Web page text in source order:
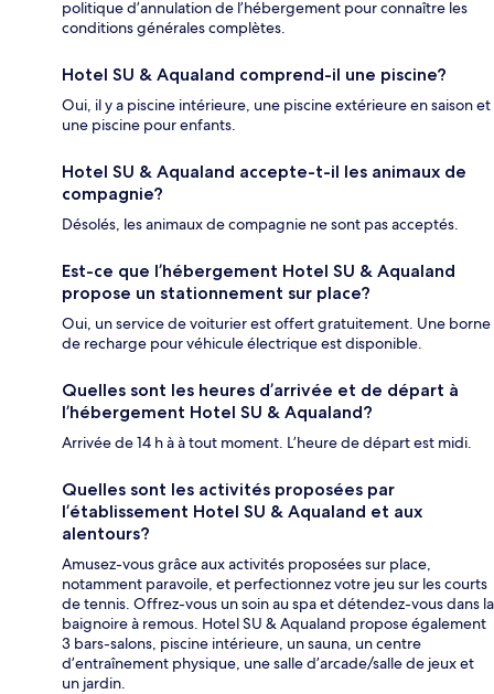
politique d’annulation de l’hébergement pour connaître les
conditions générales complètes.
Hotel SU & Aqualand comprend-il une piscine?
Oui, il y a piscine intérieure, une piscine extérieure en saison et
une piscine pour enfants.
Hotel SU & Aqualand accepte-t-il les animaux de
compagnie?
Désolés, les animaux de compagnie ne sont pas acceptés.
Est-ce que l’hébergement Hotel SU & Aqualand
propose un stationnement sur place?
Oui, un service de voiturier est offert gratuitement. Une borne
de recharge pour véhicule électrique est disponible.
Quelles sont les heures d’arrivée et de départ à
l’hébergement Hotel SU & Aqualand?
Arrivée de 14 h à à tout moment. L’heure de départ est midi.
Quelles sont les activités proposées par
l’établissement Hotel SU & Aqualand et aux
alentours?
Amusez-vous grâce aux activités proposées sur place,
notamment paravoile, et perfectionnez votre jeu sur les courts
de tennis. Offrez-vous un soin au spa et détendez-vous dans la
baignoire à remous. Hotel SU & Aqualand propose également
3 bars-salons, piscine intérieure, un sauna, un centre
d’entraînement physique, une salle d’arcade/salle de jeux et
un jardin.